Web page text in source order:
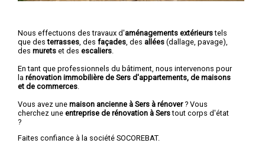
Nous effectuons des travaux d'aménagements extérieurstels
que desterrasses , des façades , des allées (dallage, pavage),
des murets et des escaliers
En tant que professionnels du bâtiment, nous intervenons pour
la rénovation immobilière de Sers d'appartements, de maisons
et de commerces
Vous avez une maison ancienne à Sers à rénover? Vous
cherchez une entreprise de rénovation à Serstout corps d'état
?
Faites confiance à la société SOCOREBAT.